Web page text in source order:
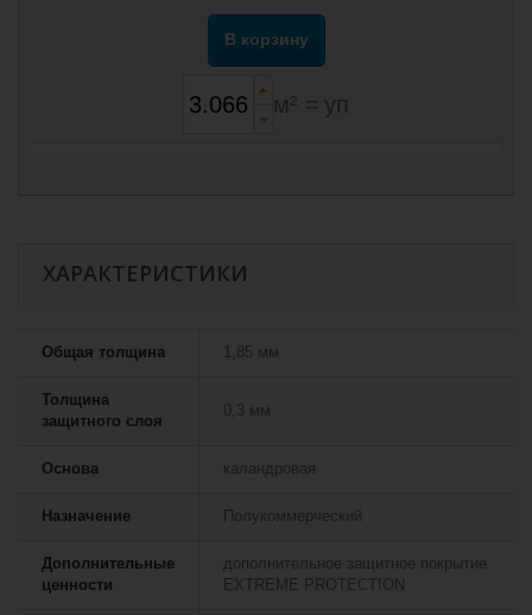
В корзину
м² = уп
ХАРАКТЕРИСТИКИ
Общая толщина 1,85 мм
Толщина
защитного слоя
0,3 мм
Основа каландровая
Назначение Полукоммерческий
Дополнительные
ценности
дополнительное защитное покрытие
EXTREME PROTECTION